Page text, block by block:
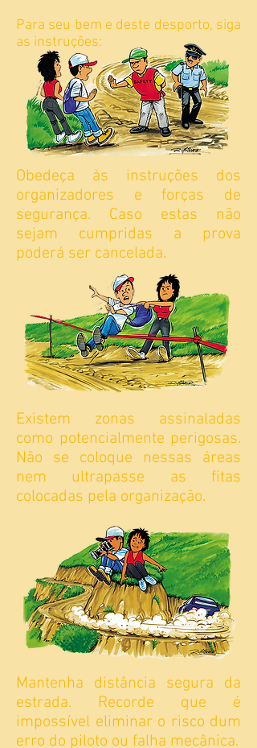
Para seu bem e deste desporto, siga
as instruções:
Obedeça às instruções dos
organizadores e forças de
segurança. Caso estas não
sejam cumpridas a prova
poderá ser cancelada.
Existem zonas assinaladas
como potencialmente perigosas.
Não se coloque nessas áreas
nem ultrapasse as fitas
colocadas pela organização.
Mantenha distância segura da
estrada. Recorde que é
impossível eliminar o risco dum
erro do piloto ou falha mecânica.